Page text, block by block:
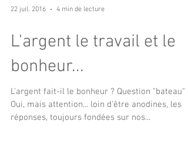
22 juil. 2016 4 min de lecture
L'argent le travail et le
bonheur...